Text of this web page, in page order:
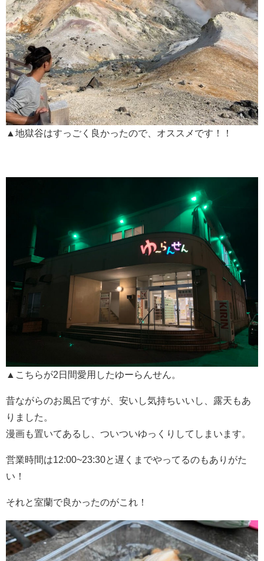
▲地獄谷はすっごく良かったので、オススメです！！
▲こちらが2日間愛用したゆーらんせん。
昔ながらのお風呂ですが、安いし気持ちいいし、露天もあ
りました。
漫画も置いてあるし、ついついゆっくりしてしまいます。
営業時間は12:00~23:30と遅くまでやってるのもありがた
い！
それと室蘭で良かったのがこれ！